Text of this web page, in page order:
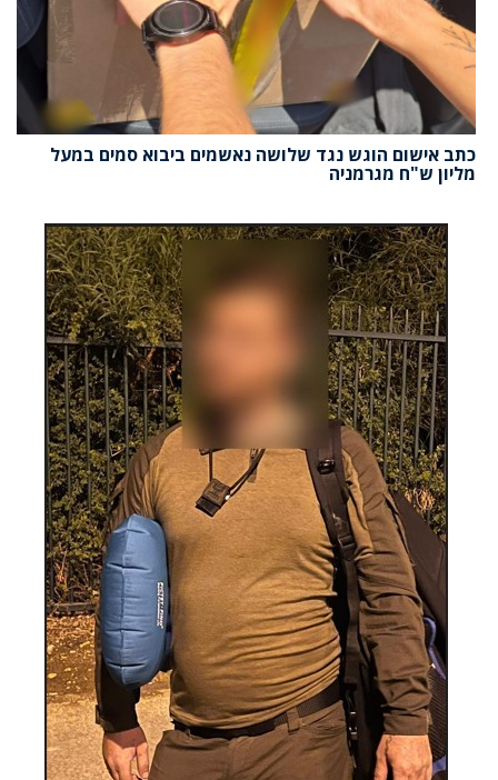
כתב אישום הוגש נגד שלושה נאשמים ביבוא סמים במעל
מליון ש"ח מגרמניה